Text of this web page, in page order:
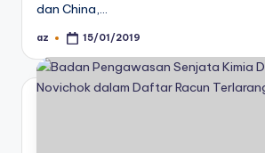
dan China,…
Posted
az 15/01/2019